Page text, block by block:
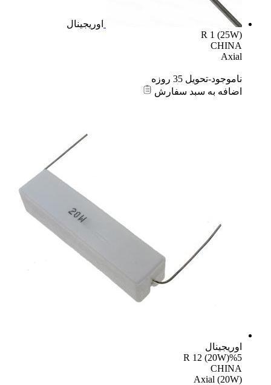
اوریجینال
R 1 (25W)
CHINA
Axial
ناموجود-تحویل 35 روزه
اضافه به سبد سفارش
اوریجینال
R 12 (20W)%5
CHINA
Axial (20W)